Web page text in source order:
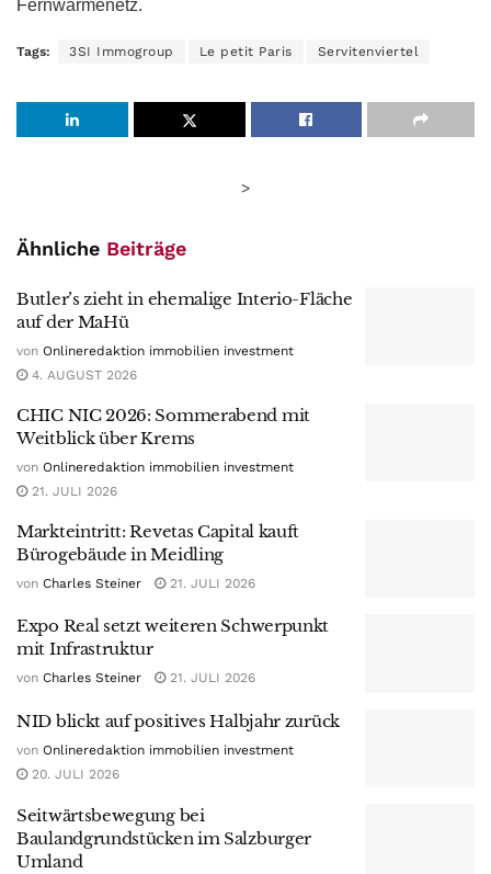
Fernwärmenetz.
Tags: 3SI Immogroup Le petit Paris Servitenviertel
>
Ähnliche Beiträge
Butler’s zieht in ehemalige Interio-Fläche
auf der MaHü
von Onlineredaktion immobilien investment
4. AUGUST 2026
CHIC NIC 2026: Sommerabend mit
Weitblick über Krems
von Onlineredaktion immobilien investment
21. JULI 2026
Markteintritt: Revetas Capital kauft
Bürogebäude in Meidling
von Charles Steiner 21. JULI 2026
Expo Real setzt weiteren Schwerpunkt
mit Infrastruktur
von Charles Steiner 21. JULI 2026
NID blickt auf positives Halbjahr zurück
von Onlineredaktion immobilien investment
20. JULI 2026
Seitwärtsbewegung bei
Baulandgrundstücken im Salzburger
Umland